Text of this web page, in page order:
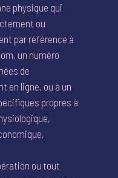
physique qui
ou
par référence à
un numéro
de
en ligne, ou à un
propres à
ou tout